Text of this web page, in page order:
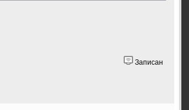
Записан